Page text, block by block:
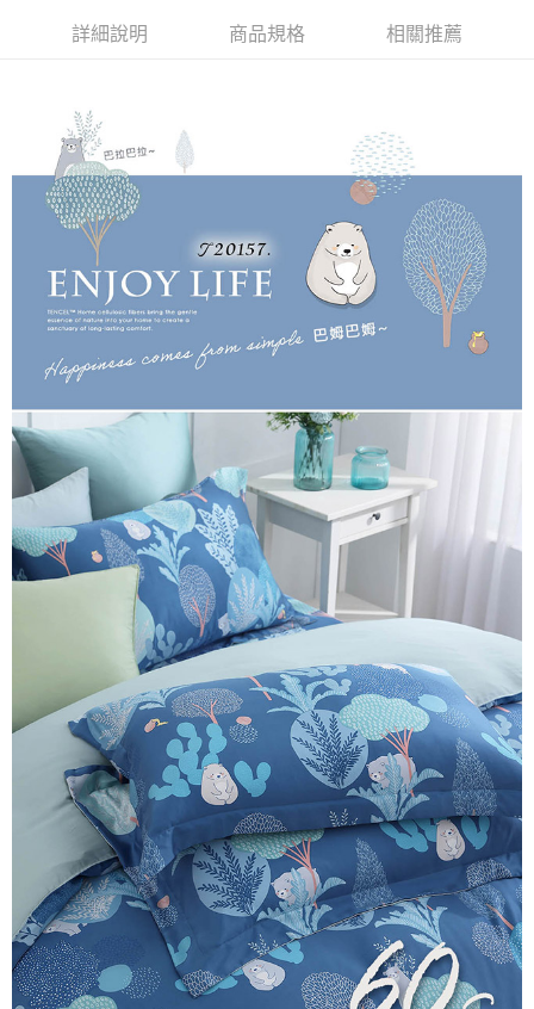
ATM／網路銀行／等多元方式進行付款，方視為交易完成。
※ 請注意：結帳手續完成當下不需立刻繳費，但若您需要取消訂單，請聯絡
※ 交易是否成功請以「AFTEE先享後付 」之結帳頁面顯示為準，若有關於
是否繳費成功／繳費後需取消欲退款等相關疑問，請聯繫「AFTEE先享後付
客戶支援中心」https://netprotections.freshdesk.com/support/home
【注意事項】
１．透過由恩沛科技股份有限公司提供之「AFTEE先享後付」服務完成之交
易，需依本服務之必要範圍內提供個人資料，並將交易相關給付款項請求債
權轉讓予恩沛科技股份有限公司。
２．關於個人資料處理事宜，請瀏覽以下網址：
https://aftee.tw/terms/#terms3
３．未成年的使用者請事先徵得法定代理人或監護人之同意方可使用
「AFTEE先享後付」，若未經同意申辦者引起之損失，本公司不負相關責
任。
４．使用「AFTEE先享後付」時，將依據個別帳號之用戶狀況，依本公司即
時審查核予不同之上限額度；若仍有額度不足之情形，本公司將視審查結果
請求用戶進行身份認證。
５．嚴禁一人註冊多個帳號或使用他人資訊註冊。若發現惡意使用之情形，
恩沛科技股份有限公司將有權停止該用戶之使用額度並採取法律行動。
7-11取貨付款
付款後7-11取貨
每筆NT$60，滿NT$499(含以上)免運費
每筆NT$100，滿NT$499(含以上)免運費
每筆NT$100，滿NT$499(含以上)免運費
詳細說明 商品規格 相關推薦